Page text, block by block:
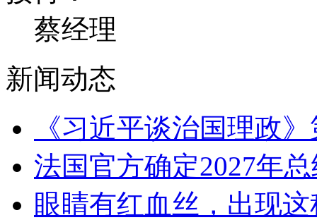
蔡经理
新闻动态
《习近平谈治国理政
法国官方确定2027年
眼睛有红血丝，出现